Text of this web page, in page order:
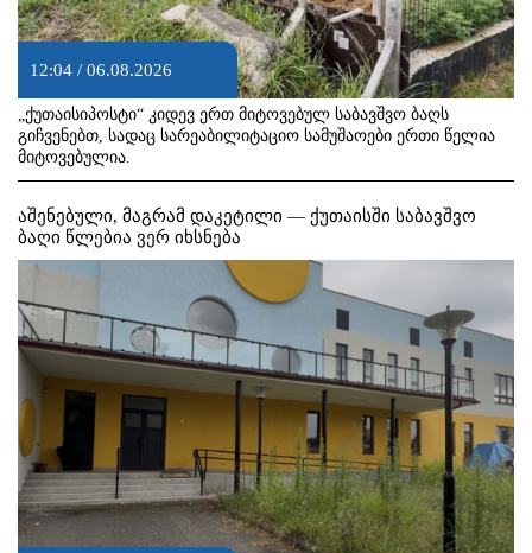
12:04 / 06.08.2026
„ქუთაისიპოსტი“ კიდევ ერთ მიტოვებულ საბავშვო ბაღს
გიჩვენებთ, სადაც სარეაბილიტაციო სამუშაოები ერთი წელია
მიტოვებულია.
აშენებული, მაგრამ დაკეტილი — ქუთაისში საბავშვო
ბაღი წლებია ვერ იხსნება